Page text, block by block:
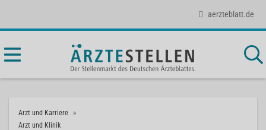
aerzteblatt.de
Arzt und Karriere
Arzt und Klinik